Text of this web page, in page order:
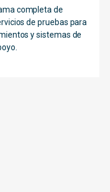
completa de
de pruebas para
y sistemas de